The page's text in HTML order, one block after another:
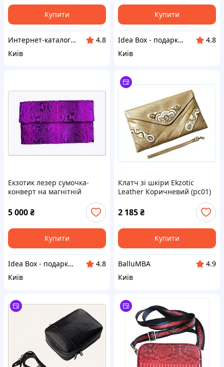
Купити
Интернет-ка​талог ски​д​​ок "ХО-РО-ШО!"
4.8
Київ
Купити
Idea Box - подарки для всей семьи
4.8
Київ
Екзотик лезер сумочка-
конверт на магнітній
5 000₴
Купити
Idea Box - подарки для всей семьи
4.8
Київ
Клатч зі шкіри Ekzotic
Leather Коричневий (pc01)
2 185₴
Купити
BalluMBA
4.9
Київ